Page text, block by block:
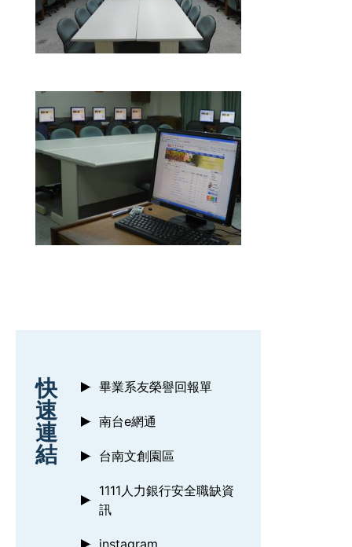
:::
快
速
連
結
畢業系友榮譽回報單
南台e網通
台南文創園區
1111人力銀行安全職缺資
訊
instagram